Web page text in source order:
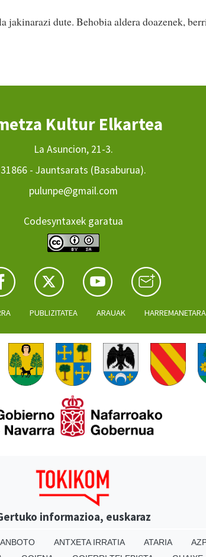
dute. Behobia aldera doazenek,
Kultur Elkartea
La Asuncion, 21-3.
31866 - Jauntsarats (Basaburua).
pulunpe@gmail.com
Codesyntaxek garatua
PUBLIZITATEA ARAUAK
informazioa, euskaraz
ANBOTO ANTXETA IRRATIA ATARIA